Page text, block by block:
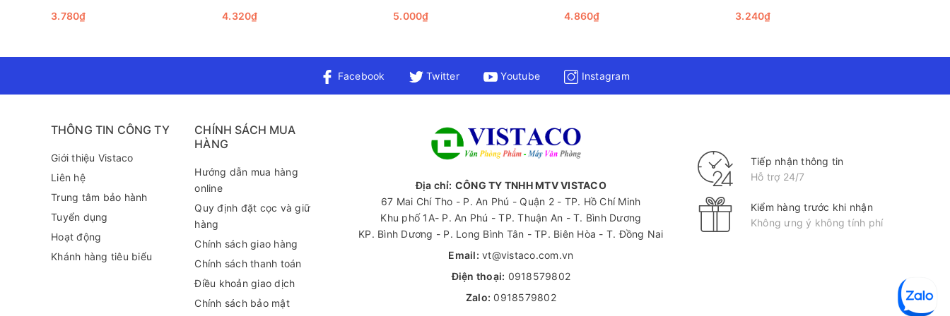
trị hình ảnh cá nhân hoặc doanh nghiệp của bạn.
Việc sử dụng bìa nút A4 có in HCB2434 Thiên Long mang lại nhiều lợi ích thiết thực. Đầu tiên, nó giúp tổ chức tài liệu một cách khoa học hơn, từ đó dễ dàng tìm kiếm khi cần
thiết. Bạn sẽ không còn phải mất thời gian lục lọi giữa hàng đống giấy tờ nữa. Thứ hai, sản phẩm này còn bảo vệ tài liệu khỏi bụi bẩn, nước và các tác nhân bên ngoài khác
Ứng dụng thực tế
Bìa nút A4 HCB2434 rất đa dạng trong ứng dụng thực tế. Nó phù hợp cho nhiều đối tượng người dùng khác nhau như nhân viên văn phòng cần tổ chức hồ sơ công việc, học
sinh sinh viên muốn giữ gìn bài vở hay thậm chí là trong các cuộc hội họp để trình bày thông tin một cách chuyên nghiệp nhất. Sản phẩm giúp người dùng quản lý tài liệu
hiệu quả hơn bao giờ hết.
3.780₫ 4.320₫ 5.000₫
4.860₫
3.240₫
Facebook Twitter Youtube Instagram
THÔNG TIN CÔNG TY
Giới thiệu Vistaco
Liên hệ
Trung tâm bảo hành
Tuyển dụng
Hoạt động
Khánh hàng tiêu biểu
CHÍNH SÁCH MUA
HÀNG
Hướng dẫn mua hàng
online
Quy định đặt cọc và giữ
hàng
Chính sách giao hàng
Chính sách thanh toán
Điều khoản giao dịch
Chính sách bảo mật
Địa chỉ: CÔNG TY TNHH MTV VISTACO
67 Mai Chí Tho - P. An Phú - Quận 2 - TP. Hồ Chí Minh
Khu phố 1A- P. An Phú - TP. Thuận An - T. Bình Dương
KP. Bình Dương - P. Long Bình Tân - TP. Biên Hòa - T. Đồng Nai
Email: vt@vistaco.com.vn
Điện thoại: 0918579802
Zalo: 0918579802
Tiếp nhận thông tin
Hỗ trợ 24/7
Kiểm hàng trước khi nhận
Không ưng ý không tính phí